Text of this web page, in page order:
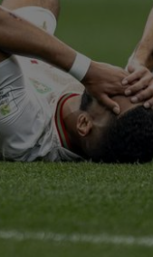
A
Meciuri Clasament